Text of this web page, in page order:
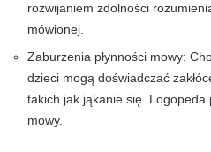
rozwijaniem zdolności
mówionej.
Zaburzenia płynności mowy:
dzieci mogą doświadczać
takich jak jąkanie się. Logopeda
mowy.